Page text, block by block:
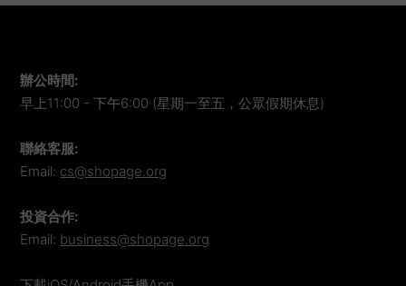
辦公時間:
早上11:00 - 下午6:00 (星期一至五，公眾假期休息)
聯絡客服:
Email: cs@shopage.org
投資合作:
Email: business@shopage.org